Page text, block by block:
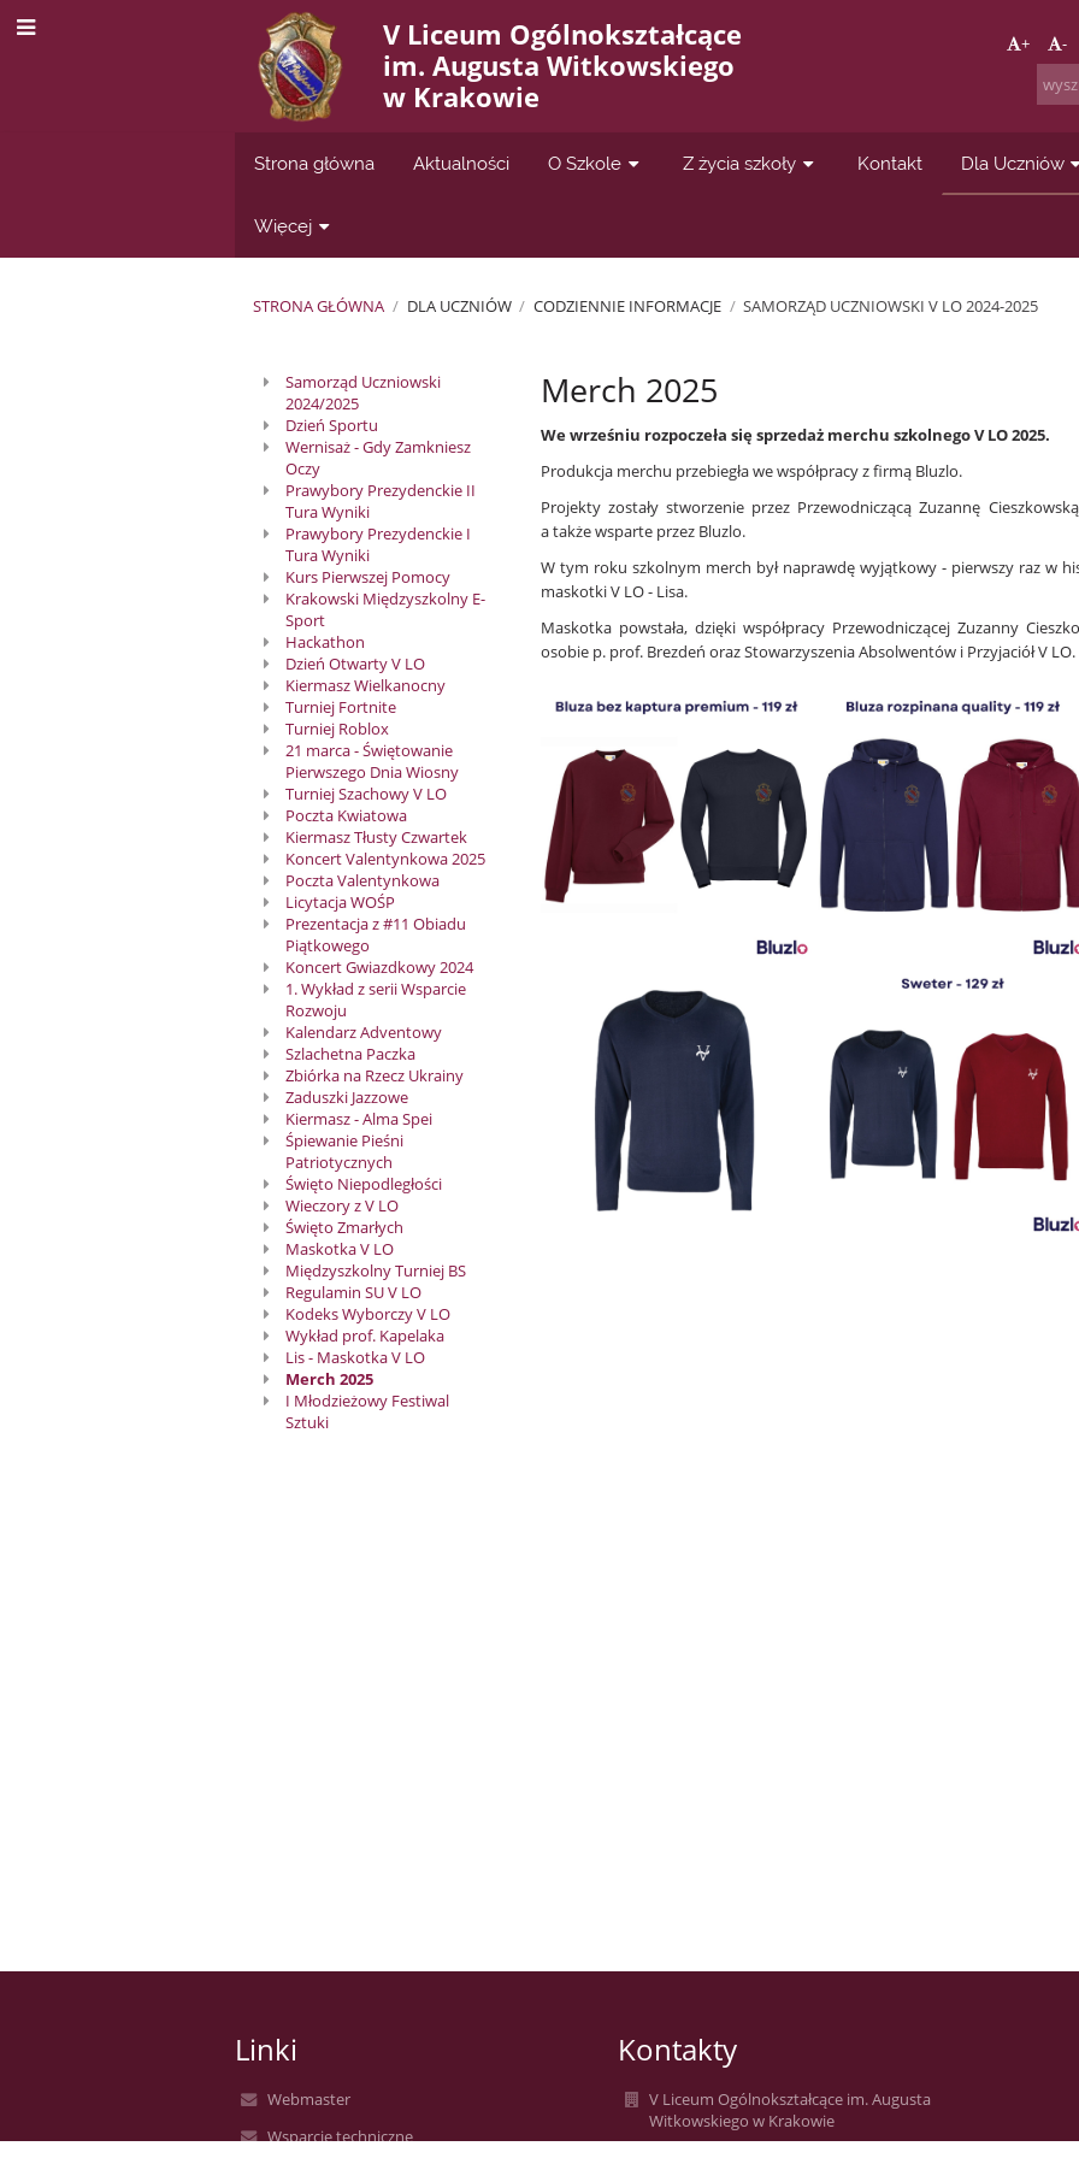
V Liceum Ogólnokształcące
im. Augusta Witkowskiego
w Krakowie
+ -
Strona główna Aktualności O Szkole Z życia szkoły Kontakt Dla Uczniów
Więcej
STRONA GŁÓWNA / DLA UCZNIÓW / CODZIENNIE INFORMACJE / SAMORZĄD UCZNIOWSKI V LO 2024-2025
Samorząd
Uczniowski
LO
2024-
2025
Samorząd Uczniowski
2024/2025
Dzień Sportu
Wernisaż - Gdy Zamkniesz
Oczy
Prawybory Prezydenckie II
Tura Wyniki
Prawybory Prezydenckie I
Tura Wyniki
Kurs Pierwszej Pomocy
Krakowski Międzyszkolny E-
Sport
Hackathon
Dzień Otwarty V LO
Kiermasz Wielkanocny
Turniej Fortnite
Turniej Roblox
21 marca - Świętowanie
Pierwszego Dnia Wiosny
Turniej Szachowy V LO
Poczta Kwiatowa
Kiermasz Tłusty Czwartek
Koncert Valentynkowa 2025
Poczta Valentynkowa
Licytacja WOŚP
Prezentacja z #11 Obiadu
Piątkowego
Koncert Gwiazdkowy 2024
1. Wykład z serii Wsparcie
Rozwoju
Kalendarz Adventowy
Szlachetna Paczka
Zbiórka na Rzecz Ukrainy
Zaduszki Jazzowe
Kiermasz - Alma Spei
Śpiewanie Pieśni
Patriotycznych
Święto Niepodległości
Wieczory z V LO
Święto Zmarłych
Maskotka V LO
Międzyszkolny Turniej BS
Regulamin SU V LO
Kodeks Wyborczy V LO
Wykład prof. Kapelaka
Lis - Maskotka V LO
Merch 2025
I Młodzieżowy Festiwal
Sztuki
Merch 2025
We wrześniu rozpoczeła się sprzedaż merchu szkolnego V LO 2025.
Produkcja merchu przebiegła we współpracy z firmą Bluzlo.
Projekty zostały stworzenie przez Przewodniczącą Zuzannę
a także wsparte przez Bluzlo.
W tym roku szkolnym merch był naprawdę wyjątkowy - pierwszy raz w
maskotki V LO - Lisa.
Maskotka powstała, dzięki współpracy Przewodniczącej Zuzanny
osobie p. prof. Brezdeń oraz Stowarzyszenia Absolwentów i Przyjaciół V LO.
Linki
Webmaster
Wsparcie techniczne
Kontakty
V Liceum Ogólnokształcące im. Augusta
Witkowskiego w Krakowie